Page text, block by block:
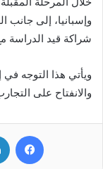
وإسبانيا، إلى جانب
شراكة قيد الدراسة
ويأتي هذا التوجه في
والانفتاح على